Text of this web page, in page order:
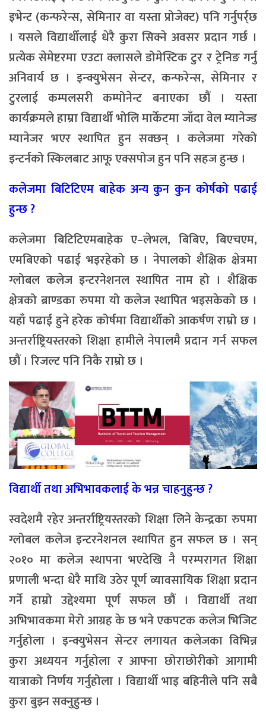
इभेन्ट (कन्फरेन्स, सेमिनार वा यस्ता प्रोजेक्ट) पनि गर्नुपर्र्छ
। यसले विद्यार्थीलाई धेरै कुरा सिक्ने अवसर प्रदान गर्छ ।
प्रत्येक सेमेष्टरमा एउटा क्लासले डोमेस्टिक टुर र ट्रेनिङ गर्नु
अनिवार्य छ । इन्क्युभेसन सेन्टर, कन्फरेन्स, सेमिनार र
टुरलाई कम्पलसरी कम्पोनेन्ट बनाएका छौं । यस्ता
कार्यक्रमले हाम्रा विद्यार्थी भोलि मार्केटमा जाँदा वेल म्यानेज्ड
म्यानेजर भएर स्थापित हुन सक्छन् । कलेजमा गरेको
इन्टर्नको स्किलबाट आफू एक्सपोज हुन पनि सहज हुन्छ ।
कलेजमा बिटिटिएम बाहेक अन्य कुन कुन कोर्षको पढाई
हुन्छ ?
कलेजमा बिटिटिएमबाहेक ए–लेभल, बिबिए, बिएचएम,
एमबिएको पढाई भइरहेको छ । नेपालको शैक्षिक क्षेत्रमा
ग्लोबल कलेज इन्टरनेशनल स्थापित नाम हो । शैक्षिक
क्षेत्रको ब्राण्डका रुपमा यो कलेज स्थापित भइसकेको छ ।
यहाँ पढाई हुने हरेक कोर्षमा विद्यार्थीको आकर्षण राम्रो छ ।
अन्तर्राष्ट्रियस्तरको शिक्षा हामीले नेपालमै प्रदान गर्न सफल
छौं । रिजल्ट पनि निकै राम्रो छ ।
विद्यार्थी तथा अभिभावकलाई के भन्न चाहनुहुन्छ ?
स्वदेशमै रहेर अन्तर्राष्ट्रियस्तरको शिक्षा लिने केन्द्रका रुपमा
ग्लोबल कलेज इन्टरनेशनल स्थापित हुन सफल छ । सन्
२०१० मा कलेज स्थापना भएदेखि नै परम्परागत शिक्षा
प्रणाली भन्दा धेरै माथि उठेर पूर्ण व्यावसायिक शिक्षा प्रदान
गर्ने हाम्रो उद्देश्यमा पूर्ण सफल छौं । विद्यार्थी तथा
अभिभावकमा मेरो आग्रह के छ भने एकपटक कलेज भिजिट
गर्नुहोला । इन्क्युभेसन सेन्टर लगायत कलेजका विभिन्न
कुरा अध्ययन गर्नुहोला र आफ्ना छोराछोरीको आगामी
यात्राको निर्णय गर्नुहोला । विद्यार्थी भाइ बहिनीले पनि सबै
कुरा बुझ्न सक्नुहुन्छ ।